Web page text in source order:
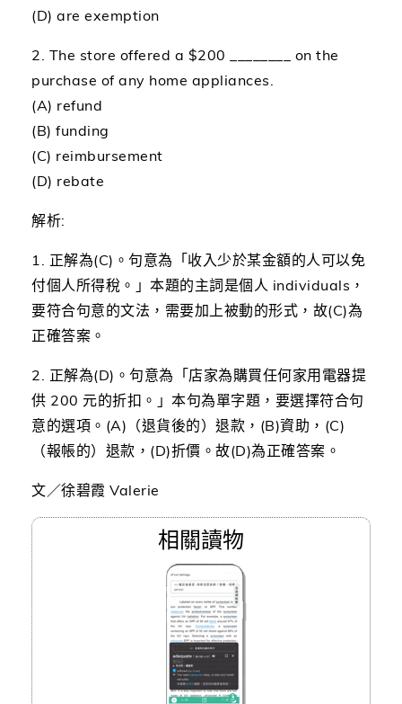
(D) are exemption
2. The store offered a $200 ________ on the
purchase of any home appliances.
(A) refund
(B) funding
(C) reimbursement
(D) rebate
解析:
1. 正解為(C)。句意為「收入少於某金額的人可以免
付個人所得稅。」本題的主詞是個人 individuals，
要符合句意的文法，需要加上被動的形式，故(C)為
正確答案。
2. 正解為(D)。句意為「店家為購買任何家用電器提
供 200 元的折扣。」本句為單字題，要選擇符合句
意的選項。(A)（退貨後的）退款，(B)資助，(C)
（報帳的）退款，(D)折價。故(D)為正確答案。
文／徐碧霞 Valerie
相關讀物